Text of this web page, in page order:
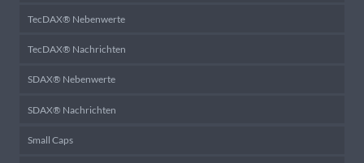
TecDAX® Nebenwerte
TecDAX® Nachrichten
SDAX® Nebenwerte
SDAX® Nachrichten
Small Caps